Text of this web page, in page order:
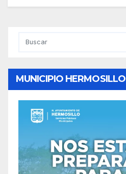
MUNICIPIO HERMOSILLO